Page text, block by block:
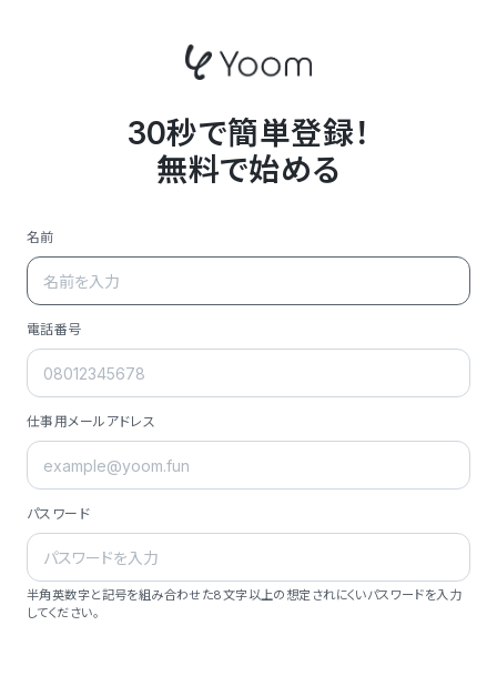
30秒で簡単登録！
無料で始める
名前
電話番号
仕事用メールアドレス
パスワード
半角英数字と記号を組み合わせた8文字以上の想定されにくいパスワードを入力
してください。